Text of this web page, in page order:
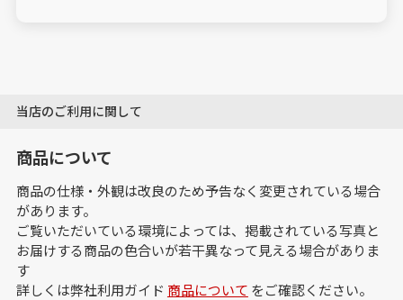
当店のご利用に関して
商品について
商品の仕様・外観は改良のため予告なく変更されている場合
があります。
ご覧いただいている環境によっては、掲載されている写真と
お届けする商品の色合いが若干異なって見える場合がありま
す
詳しくは弊社利用ガイド 商品について をご確認ください。